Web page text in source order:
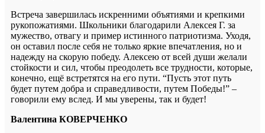
Встреча завершилась искренними объятиями и крепкими
рукопожатиями. Школьники благодарили Алексея Г. за
мужество, отвагу и пример истинного патриотизма. Уходя,
он оставил после себя не только яркие впечатления, но и
надежду на скорую победу. Алексею от всей души желали
стойкости и сил, чтобы преодолеть все трудности, которые,
конечно, ещё встретятся на его пути. “Пусть этот путь
будет путем добра и справедливости, путем Победы!” –
говорили ему вслед. И мы уверены, так и будет!
Валентина КОВЕРЧЕНКО